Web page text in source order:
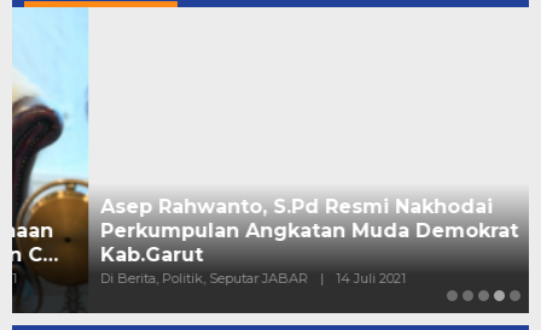
Asep Rahwanto, S.Pd Resmi Nakhodai
Perkumpulan Angkatan Muda Demokrat
Kab.Garut
Di Berita, Politik, Seputar JABAR | 14 Juli 2021